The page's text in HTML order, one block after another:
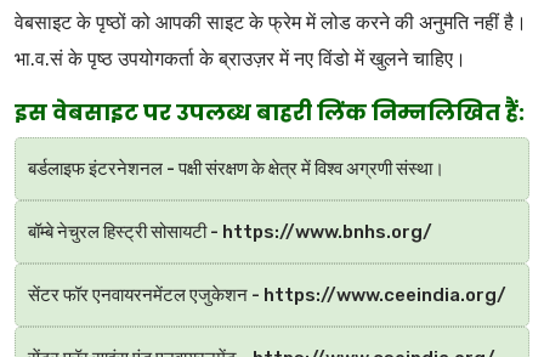
वेबसाइट के पृष्ठों को आपकी साइट के फ्रेम में लोड करने की अनुमति नहीं है।
भा.व.सं के पृष्ठ उपयोगकर्ता के ब्राउज़र में नए विंडो में खुलने चाहिए।
इस वेबसाइट पर उपलब्ध बाहरी लिंक निम्नलिखित हैं:
बर्डलाइफ इंटरनेशनल - पक्षी संरक्षण के क्षेत्र में विश्व अग्रणी संस्था।
बॉम्बे नेचुरल हिस्ट्री सोसायटी - https://www.bnhs.org/
सेंटर फॉर एनवायरनमेंटल एजुकेशन - https://www.ceeindia.org/